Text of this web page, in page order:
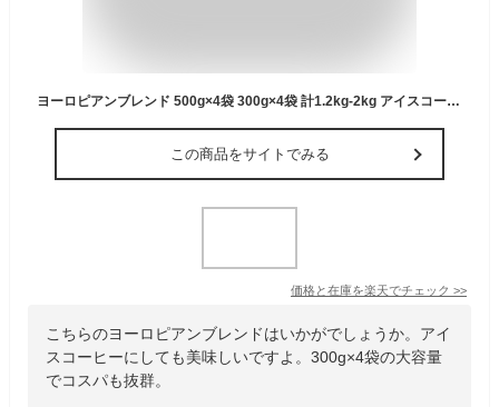
ヨーロピアンブレンド 500g×4袋 300g×4袋 計1.2kg-2kg アイスコーヒーも美味！深煎りがおすすめ 大容量 業務用 コーヒー豆 1.2kg-2kg 送料無料 アイス 珈琲 コーヒー coffee ギフト
この商品をサイトでみる
価格と在庫を楽天でチェック >>
こちらのヨーロピアンブレンドはいかがでしょうか。アイ
スコーヒーにしても美味しいですよ。300g×4袋の大容量
でコスパも抜群。